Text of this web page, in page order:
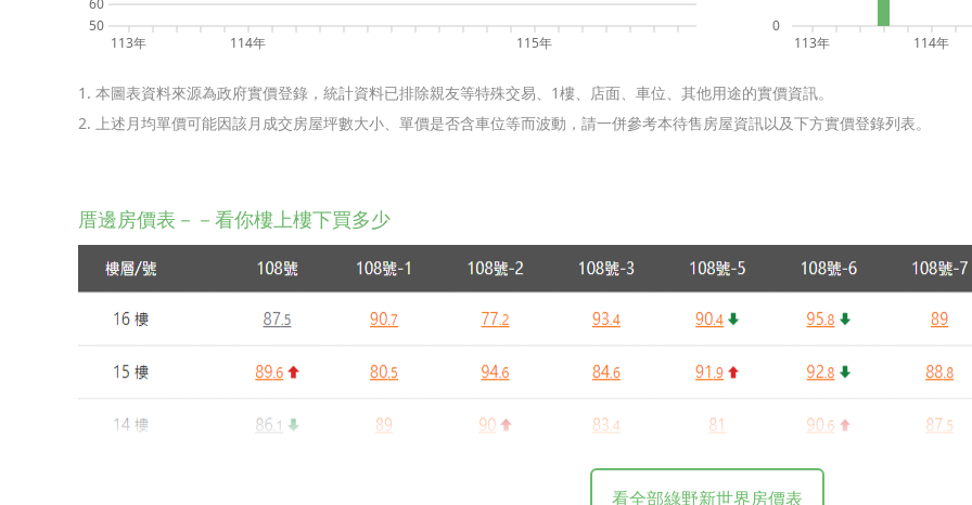
50
60
113年 114年 115年
0
113年 114年
1. 本圖表資料來源為政府實價登錄，統計資料已排除親友等特殊交易、1樓、店面、車位、其他用途的實價資訊。
2. 上述月均單價可能因該月成交房屋坪數大小、單價是否含車位等而波動，請一併參考本待售房屋資訊以及下方實價登錄列表。
厝邊房價表－－看你樓上樓下買多少
看全部綠野新世界房價表